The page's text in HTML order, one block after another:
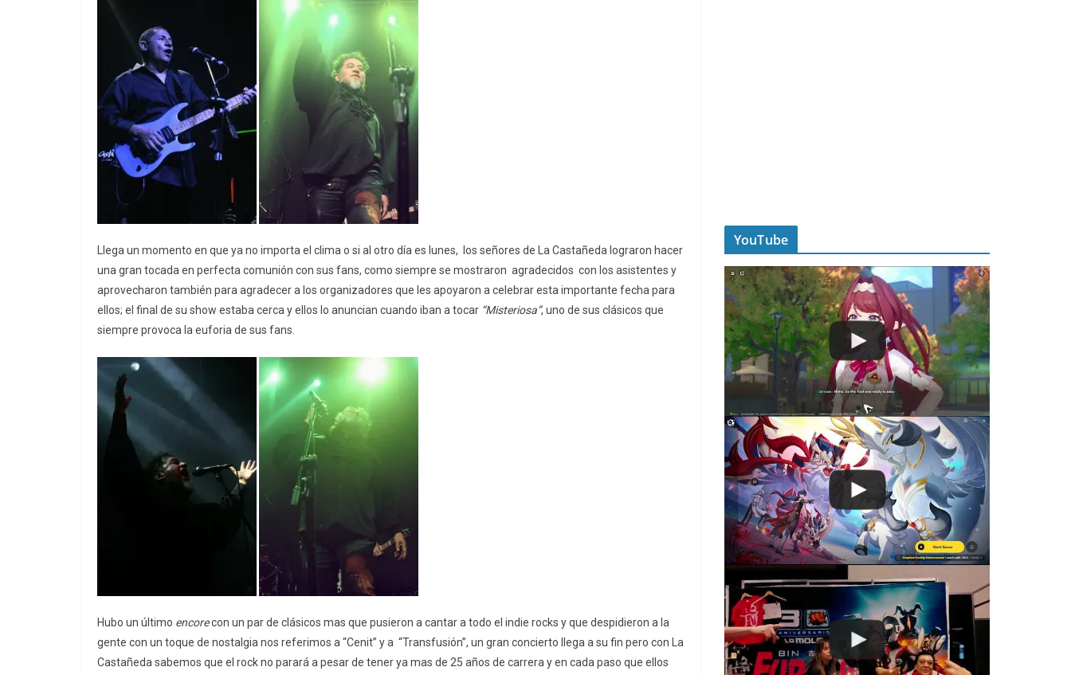
Llega un momento en que ya no importa el clima o si al otro día es lunes, los señores de La Castañeda lograron hacer
una gran tocada en perfecta comunión con sus fans, como siempre se mostraron agradecidos con los asistentes y
aprovecharon también para agradecer a los organizadores que les apoyaron a celebrar esta importante fecha para
ellos; el final de su show estaba cerca y ellos lo anuncian cuando iban a tocar “Misteriosa”, uno de sus clásicos que
siempre provoca la euforia de sus fans.
Hubo un último encorecon un par de clásicos mas que pusieron a cantar a todo el indie rocks y que despidieron a la
gente con un toque de nostalgia nos referimos a “Cenit” y a “Transfusión”, un gran concierto llega a su fin pero con La
Castañeda sabemos que el rock no parará a pesar de tener ya mas de 25 años de carrera y en cada paso que ellos
YouTube